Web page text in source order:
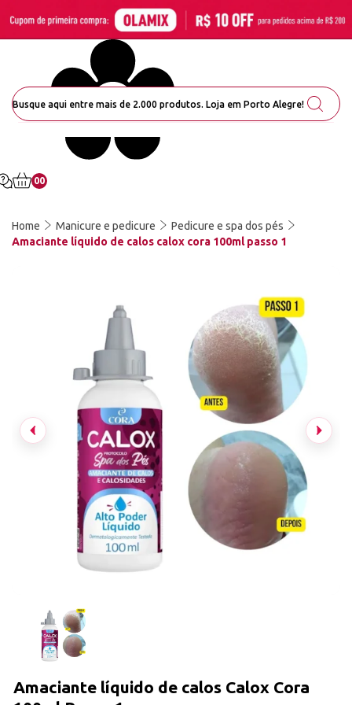
00
Home Manicure e pedicure
Pedicure e spa dos pés
Amaciante líquido de calos calox cora 100ml passo 1
Amaciante líquido de calos Calox Cora